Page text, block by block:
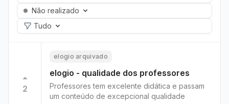
Não realizado
Tudo
2
elogio arquivado
elogio - qualidade dos professores
Professores tem excelente didática e passam
um conteúdo de excepcional qualidade